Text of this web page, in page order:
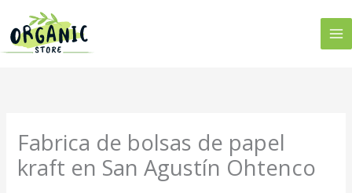
contenido
Fabrica de bolsas de papel
kraft en San Agustín Ohtenco